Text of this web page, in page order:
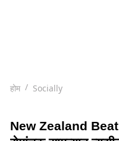
होम Socially
New Zealand